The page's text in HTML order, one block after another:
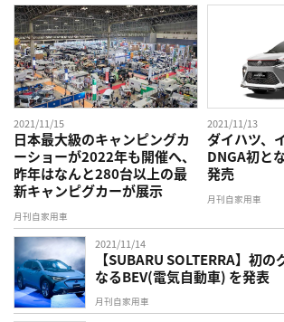
2021/11/15
日本最大級のキャンピングカ
ーショーが2022年も開催へ、
昨年はなんと280台以上の最
新キャンピグカーが展示
月刊自家用車
2021/11/13
ダイハツ、
DNGA初と
発売
月刊自家用車
2021/11/14
【SUBARU SOLTERRA】初
なるBEV(電気自動車) を発表
月刊自家用車